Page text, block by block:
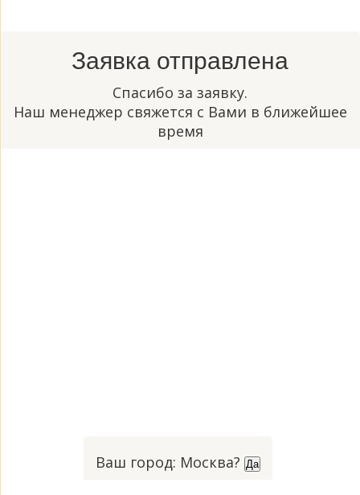
Заявка отправлена
Спасибо за заявку.
Наш менеджер свяжется с Вами в ближейшее
время
Ваш город: Москва? Да